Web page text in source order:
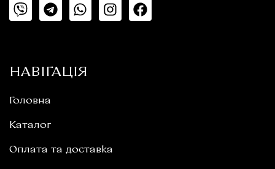
НАВІГАЦІЯ
Головна
Каталог
Оплата та доставка